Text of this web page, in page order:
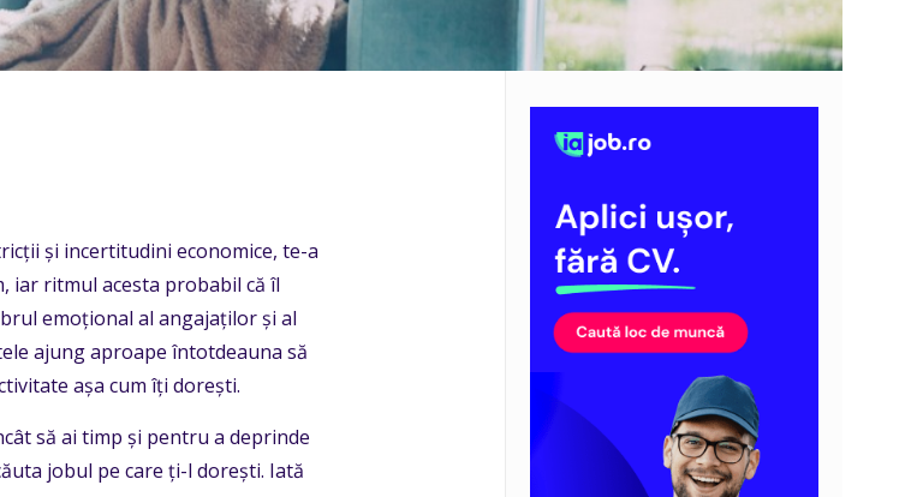
și incertitudini economice, te-a
iar ritmul acesta probabil că îl
emoțional al angajaților și al
ajung aproape întotdeauna să
așa cum îți dorești.
să ai timp și pentru a deprinde
jobul pe care ți-l dorești. Iată